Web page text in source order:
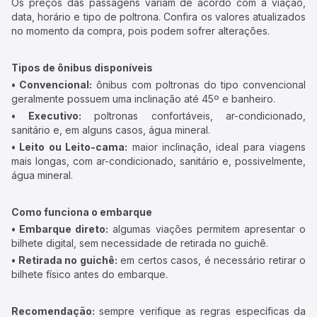
Os preços das passagens variam de acordo com a viação,
data, horário e tipo de poltrona. Confira os valores atualizados
no momento da compra, pois podem sofrer alterações.
Tipos de ônibus disponíveis
• Convencional: ônibus com poltronas do tipo convencional
geralmente possuem uma inclinação até 45º e banheiro.
• Executivo: poltronas confortáveis, ar-condicionado,
sanitário e, em alguns casos, água mineral.
• Leito ou Leito-cama: maior inclinação, ideal para viagens
mais longas, com ar-condicionado, sanitário e, possivelmente,
água mineral.
Como funciona o embarque
• Embarque direto: algumas viações permitem apresentar o
bilhete digital, sem necessidade de retirada no guichê.
• Retirada no guichê: em certos casos, é necessário retirar o
bilhete físico antes do embarque.
Recomendação: sempre verifique as regras específicas da